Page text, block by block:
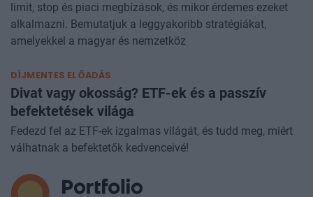
limit, stop és piaci megbízások, és mikor érdemes ezeket
alkalmazni. Bemutatjuk a leggyakoribb stratégiákat,
amelyekkel a magyar és nemzetköz
DÍJMENTES ELŐADÁS
Divat vagy okosság? ETF-ek és a passzív
befektetések világa
Fedezd fel az ETF-ek izgalmas világát, és tudd meg, miért
válhatnak a befektetők kedvenceivé!